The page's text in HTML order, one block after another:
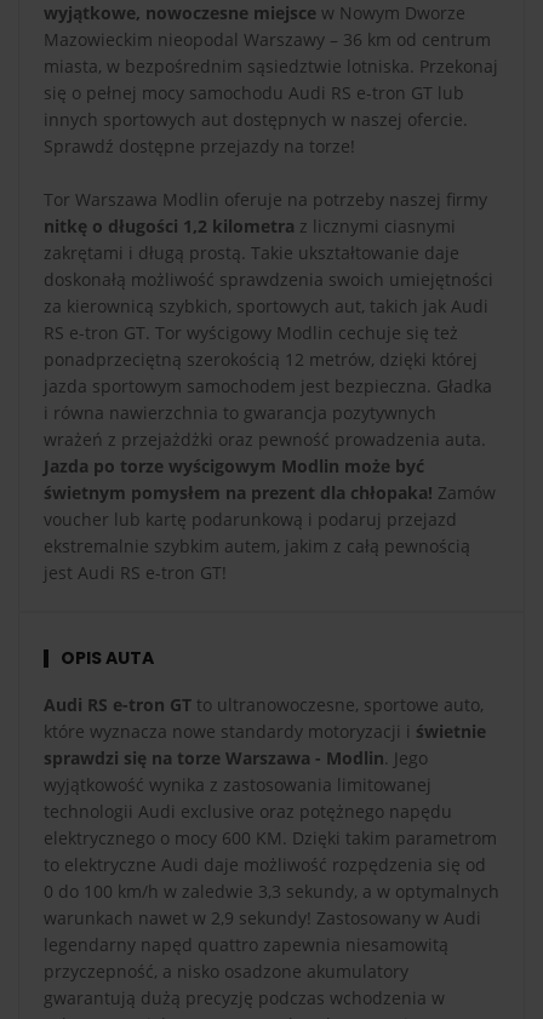
wyjątkowe, nowoczesne miejsce w Nowym Dworze
Mazowieckim nieopodal Warszawy – 36 km od centrum
miasta, w bezpośrednim sąsiedztwie lotniska. Przekonaj
się o pełnej mocy samochodu Audi RS e-tron GT lub
innych sportowych aut dostępnych w naszej ofercie.
Sprawdź dostępne przejazdy na torze!
Tor Warszawa Modlin oferuje na potrzeby naszej firmy
nitkę o długości 1,2 kilometra z licznymi ciasnymi
zakrętami i długą prostą. Takie ukształtowanie daje
doskonałą możliwość sprawdzenia swoich umiejętności
za kierownicą szybkich, sportowych aut, takich jak Audi
RS e-tron GT. Tor wyścigowy Modlin cechuje się też
ponadprzeciętną szerokością 12 metrów, dzięki której
jazda sportowym samochodem jest bezpieczna. Gładka
i równa nawierzchnia to gwarancja pozytywnych
wrażeń z przejażdżki oraz pewność prowadzenia auta.
Jazda po torze wyścigowym Modlin może być
świetnym pomysłem na prezent dla chłopaka! Zamów
voucher lub kartę podarunkową i podaruj przejazd
ekstremalnie szybkim autem, jakim z całą pewnością
jest Audi RS e-tron GT!
OPIS AUTA
Audi RS e-tron GT to ultranowoczesne, sportowe auto,
które wyznacza nowe standardy motoryzacji i świetnie
sprawdzi się na torze Warszawa - Modlin. Jego
wyjątkowość wynika z zastosowania limitowanej
technologii Audi exclusive oraz potężnego napędu
elektrycznego o mocy 600 KM. Dzięki takim parametrom
to elektryczne Audi daje możliwość rozpędzenia się od
0 do 100 km/h w zaledwie 3,3 sekundy, a w optymalnych
warunkach nawet w 2,9 sekundy! Zastosowany w Audi
legendarny napęd quattro zapewnia niesamowitą
przyczepność, a nisko osadzone akumulatory
gwarantują dużą precyzję podczas wchodzenia w